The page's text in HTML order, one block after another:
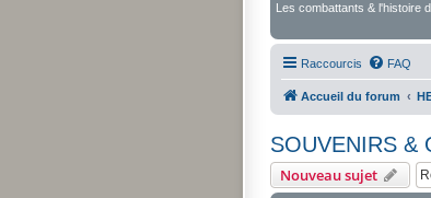
Les combattants & l'histoire
Raccourcis FAQ
Accueil du forum
SOUVENIRS &
Nouveau sujet